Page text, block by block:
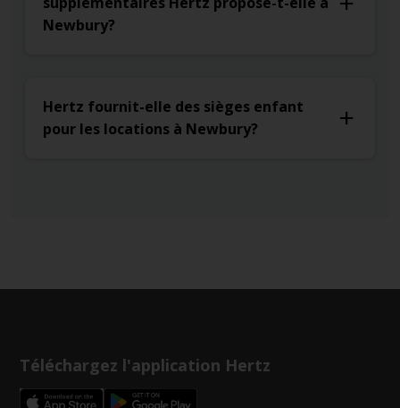
Newbury?
Hertz fournit-elle des sièges enfant
pour les locations à Newbury?
Téléchargez l'application Hertz